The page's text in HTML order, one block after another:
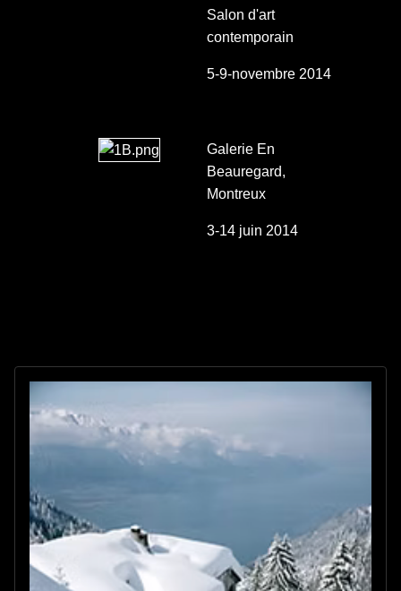
Salon d'art
contemporain
5-9-novembre 2014
Galerie En
Beauregard,
Montreux
3-14 juin 2014